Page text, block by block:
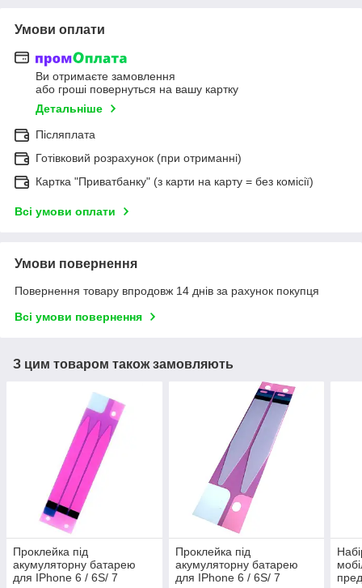
Умови оплати
Ви отримаєте замовлення
або гроші повернуться на вашу картку
Детальніше
Післяплата
Готівковий розрахунок (при отриманні)
Картка "Приватбанку" (з карти на карту = без комісії)
Всі умови оплати
Умови повернення
Повернення товару впродовж 14 днів за рахунок покупця
Всі умови повернення
З цим товаром також замовляють
Проклейка під
акумуляторну батарею
для IPhone 6 / 6S/ 7
Проклейка під
акумуляторну батарею
для IPhone 6 / 6S/ 7